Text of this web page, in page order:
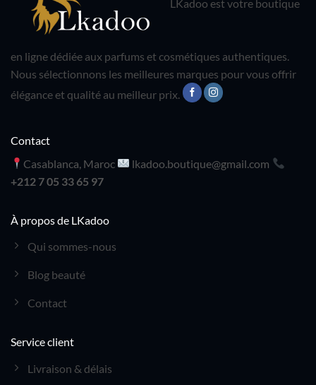
LKadoo est votre boutique
en ligne dédiée aux parfums et cosmétiques authentiques.
Nous sélectionnons les meilleures marques pour vous offrir
élégance et qualité au meilleur prix.
À propos de LKadoo
Qui sommes-nous
Blog beauté
Contact
Service client
Livraison & délais
Contact
Casablanca, Maroc
lkadoo.boutique@gmail.com
+212 7 05 33 65 97